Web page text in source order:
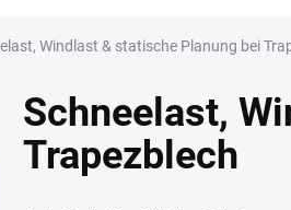
Windlast & statische Planung bei
Schneelast,
Trapezblech